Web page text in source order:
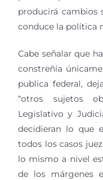
producirá cambios
conduce la política
Cabe señalar que
constreñía
publica federal,
“otros sujetos
Legislativo y
decidieran lo que
todos los casos
lo mismo a nivel
de los márgenes